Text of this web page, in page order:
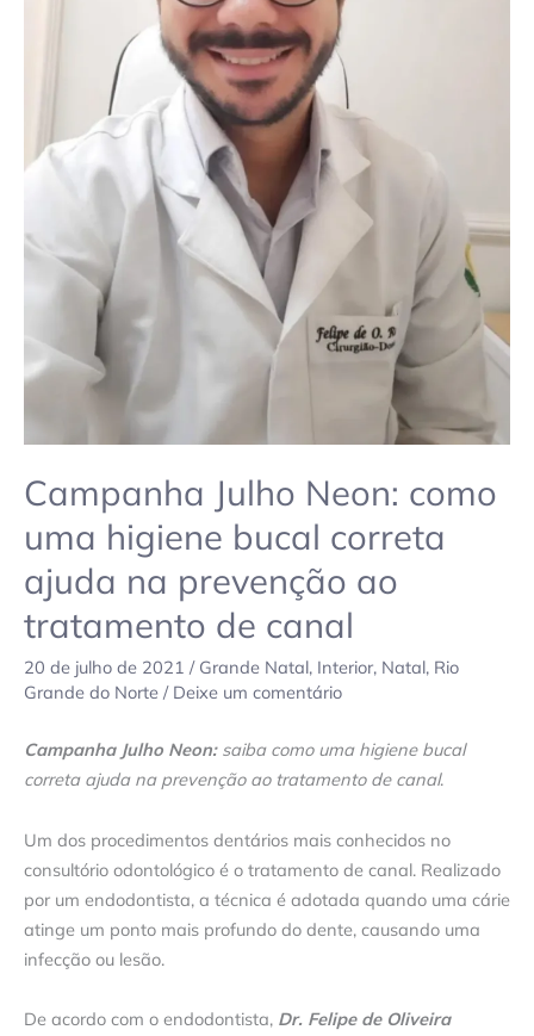
Campanha Julho Neon: como
uma higiene bucal correta
ajuda na prevenção ao
tratamento de canal
20 de julho de 2021 / Grande Natal, Interior, Natal, Rio
Grande do Norte / Deixe um comentário
Campanha Julho Neon:saiba como uma higiene bucal
correta ajuda na prevenção ao tratamento de canal.
Um dos procedimentos dentários mais conhecidos no
consultório odontológico é o tratamento de canal. Realizado
por um endodontista, a técnica é adotada quando uma cárie
atinge um ponto mais profundo do dente, causando uma
infecção ou lesão.
De acordo com o endodontista, Dr. Felipe de Oliveira
tratamento
de